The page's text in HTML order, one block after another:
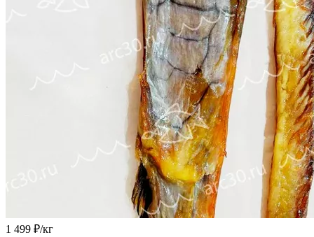
1 499 ₽/кг